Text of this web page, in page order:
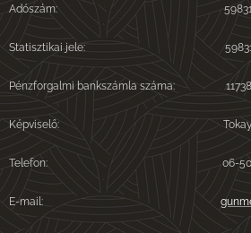
Adószám: 59831453-
Statisztikai jele: 59831453-
Pénzforgalmi bankszámla száma:
Képviselő: Tokayné
Telefon: 06-50-122-
E-mail: